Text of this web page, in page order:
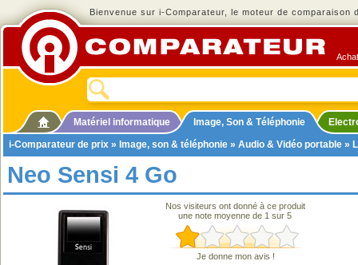
Bienvenue sur i-Comparateur, le moteur de comparaison
Matériel informatique Image, Son & Téléphonie
i-Comparateur de prix » Image, son & téléphonie » Audio & Vidéo portable »
Neo Sensi 4 Go
Nos visiteurs ont donné à ce produit
une note moyenne de 1 sur 5
Je donne mon avis !